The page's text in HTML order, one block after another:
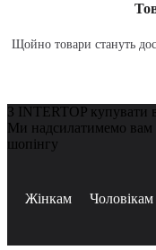
Щойно товари стануть
З INTERTOP купувати
Ми надсилатимемо вам
шопінгу
Жінкам Чоловікам